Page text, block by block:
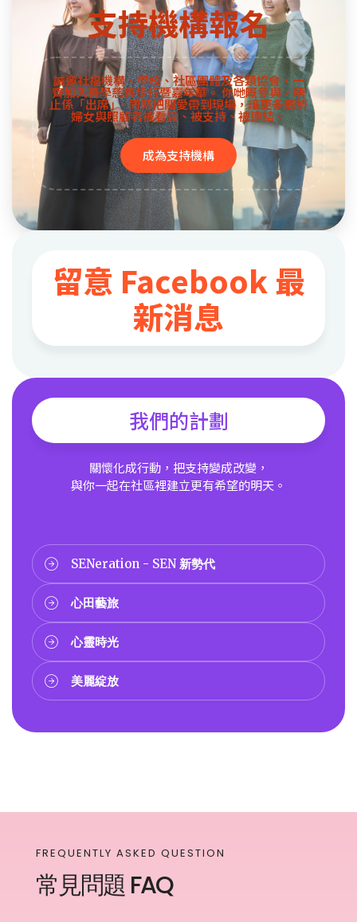
支持機構報名
誠邀社福機構、學校、社區團體及各類協會，一
齊加入善學慈善步行暨嘉年華。 你哋嘅參與，唔
止係「出席」- 同時把關愛帶到現場，讓更多弱勢
婦女與照顧者被看見、被支持、被連結。
成為支持機構
留意 Facebook 最
新消息
我們的計劃
關懷化成行動，把支持變成改變，
與你一起在社區裡建立更有希望的明天。
SENeration - SEN 新勢代
心田藝旅
心靈時光
美麗綻放
FREQUENTLY ASKED QUESTION
常見問題 FAQ